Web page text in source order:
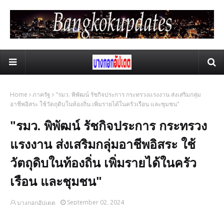
Home ภาครัฐ
"รมว. พิพัฒน์ รัชกิจประการ กระทรวงแรงงาน ส่งเสริมกลุ่ม
อาชีพอิสระ ใช้วัตถุดิบในท้องถิ่น เพิ่มรายได้ในครัวเรือน และชุมชน"
"รมว. พิพัฒน์ รัชกิจประการ กระทรวง
แรงงาน ส่งเสริมกลุ่มอาชีพอิสระ ใช้
วัตถุดิบในท้องถิ่น เพิ่มรายได้ในครัว
เรือน และชุมชน"
บางกอกอัปเดต September 02, 2024